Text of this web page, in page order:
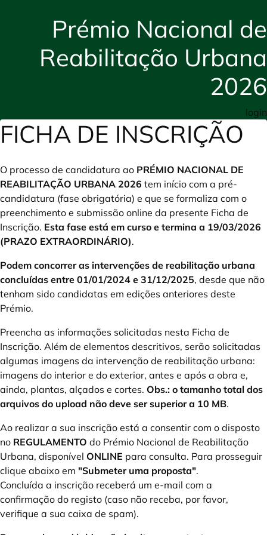
Prémio Nacional de
Reabilitação Urbana
2026
login
FICHA DE INSCRIÇÃO
O processo de candidatura ao PRÉMIO NACIONAL DE
REABILITAÇÃO URBANA 2026 tem início com a pré-
candidatura (fase obrigatória) e que se formaliza com o
preenchimento e submissão online da presente Ficha de
Inscrição. Esta fase está em curso e termina a 19/03/2026
(PRAZO EXTRAORDINÁRIO).
Podem concorrer as intervenções de reabilitação urbana
concluídas entre 01/01/2024 e 31/12/2025, desde que não
tenham sido candidatas em edições anteriores deste
Prémio.
Preencha as informações solicitadas nesta Ficha de
Inscrição. Além de elementos descritivos, serão solicitadas
algumas imagens da intervenção de reabilitação urbana:
imagens do interior e do exterior, antes e após a obra e,
ainda, plantas, alçados e cortes. Obs.: o tamanho total dos
arquivos do upload não deve ser superior a 10 MB.
Ao realizar a sua inscrição está a consentir com o disposto
no REGULAMENTO do Prémio Nacional de Reabilitação
Urbana, disponível ONLINE para consulta. Para prosseguir
clique abaixo em "Submeter uma proposta".
Concluída a inscrição receberá um e-mail com a
confirmação do registo (caso não receba, por favor,
verifique a sua caixa de spam).